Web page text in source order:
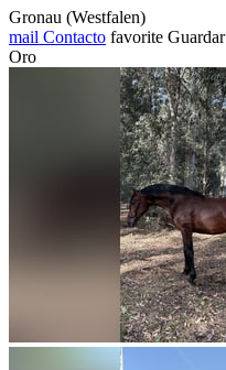
Gronau (Westfalen)
mail Contacto favorite Guardar
Oro